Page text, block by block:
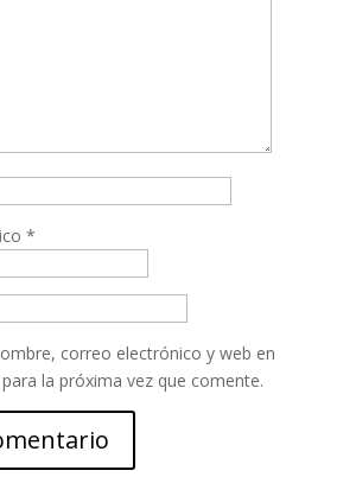
*
correo electrónico y web en
la próxima vez que comente.